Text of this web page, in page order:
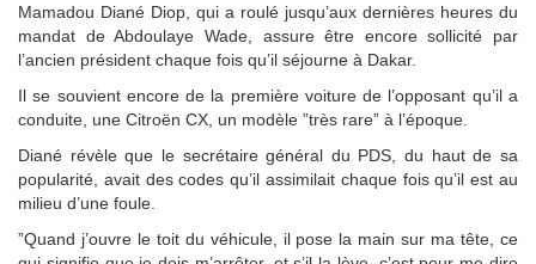
Mamadou Diané Diop, qui a roulé jusqu’aux dernières heures du
mandat de Abdoulaye Wade, assure être encore sollicité par
l’ancien président chaque fois qu’il séjourne à Dakar.
Il se souvient encore de la première voiture de l’opposant qu’il a
conduite, une Citroën CX, un modèle ”très rare” à l’époque.
Diané révèle que le secrétaire général du PDS, du haut de sa
popularité, avait des codes qu’il assimilait chaque fois qu’il est au
milieu d’une foule.
”Quand j’ouvre le toit du véhicule, il pose la main sur ma tête, ce